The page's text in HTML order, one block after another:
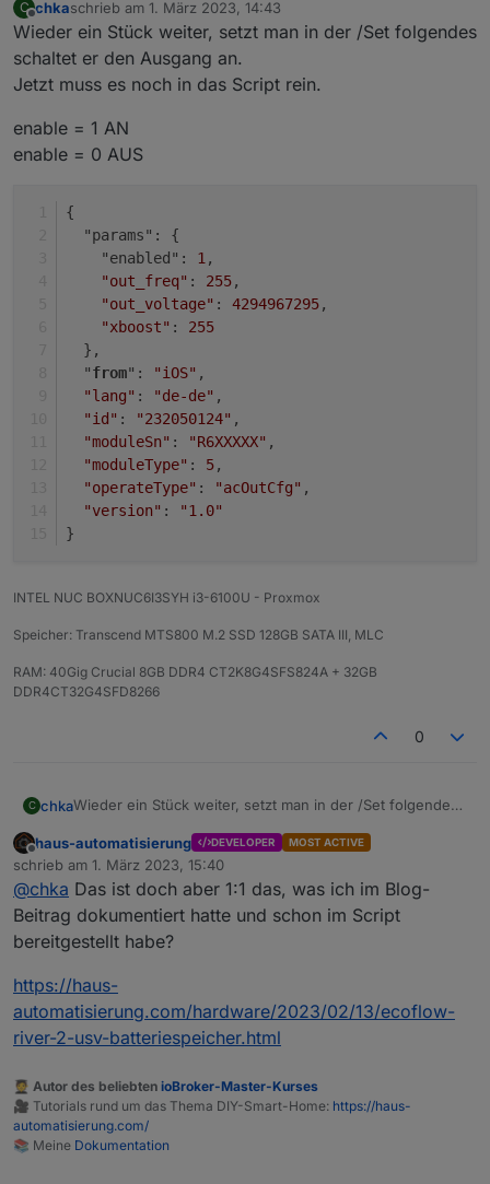
Kann bitte nochmal jemand für
dummy's erklären wie wie genau
die Schaltbefehle abgesetzt
werden.
Es wird ein JSON-String auf dem
entsprechenden Topic gepublished. Wie
C
Offline
chkaschrieb am 1. März 2023, 14:43
zuletzt editiert von
Wieder ein Stück weiter, setzt man in der /Set folgendes
schaltet er den Ausgang an.
Jetzt muss es noch in das Script rein.
enable = 1 AN
enable = 0 AUS
{
  "params": {
    "enabled":
1,
"out_freq" : 255,
"out_voltage" : 4294967295,
"xboost" : 255
  },
  "
from": "iOS" ,
"lang" : "de-de" ,
"id" : "232050124" ,
"moduleSn" : "R6XXXXX" ,
"moduleType" : 5,
"operateType" : "acOutCfg" ,
"version" :
"1.0"
}
INTEL NUC BOXNUC6I3SYH i3-6100U - Proxmox
Speicher: Transcend MTS800 M.2 SSD 128GB SATA III, MLC
RAM: 40Gig Crucial 8GB DDR4 CT2K8G4SFS824A + 32GB
DDR4CT32G4SFD8266
0
C chkaWieder ein Stück weiter, setzt man in der /Set folgendes
Jetzt muss es noch in das Script rein.
enable = 1 AN
enable = 0 AUS
{
  "params": {
    "enabled": 1,
    "out_freq": 255,
    "xboost": 255
  },
  "from": "iOS",
  "moduleSn": "R6XXXXX",
  "moduleType": 5,
  "operateType": "acOutCfg",
Offline
haus-automatisierung DEVELOPER MOST ACTIVE
schrieb am 1. März 2023, 15:40
zuletzt editiert von
@chka Das ist doch aber 1:1 das, was ich im Blog-
Beitrag dokumentiert hatte und schon im Script
bereitgestellt habe?
https://haus-
automatisierung.com/hardware/2023/02/13/ecoflow-
river-2-usv-batteriespeicher.html
🧑‍🎓 Autor des beliebten ioBroker-Master-Kurses
🎥 Tutorials rund um das Thema DIY-Smart-Home: https://haus-
automatisierung.com/
📚 Meine Dokumentation